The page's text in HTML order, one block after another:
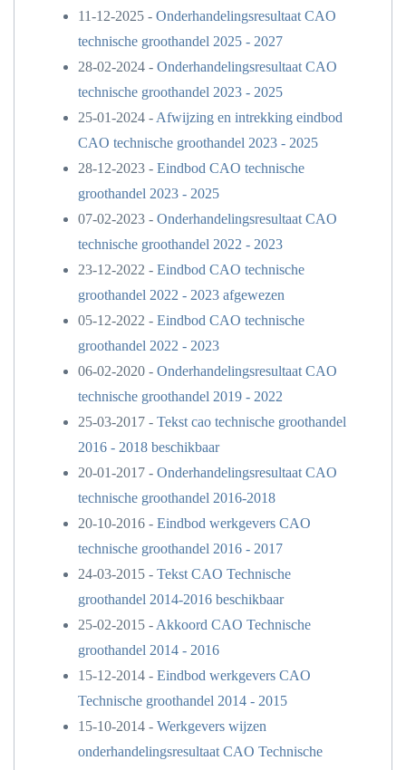
11-12-2025 - Onderhandelingsresultaat CAO
technische groothandel 2025 - 2027
28-02-2024 - Onderhandelingsresultaat CAO
technische groothandel 2023 - 2025
25-01-2024 - Afwijzing en intrekking eindbod
CAO technische groothandel 2023 - 2025
28-12-2023 - Eindbod CAO technische
groothandel 2023 - 2025
07-02-2023 - Onderhandelingsresultaat CAO
technische groothandel 2022 - 2023
23-12-2022 - Eindbod CAO technische
groothandel 2022 - 2023 afgewezen
05-12-2022 - Eindbod CAO technische
groothandel 2022 - 2023
06-02-2020 - Onderhandelingsresultaat CAO
technische groothandel 2019 - 2022
25-03-2017 - Tekst cao technische groothandel
2016 - 2018 beschikbaar
20-01-2017 - Onderhandelingsresultaat CAO
technische groothandel 2016-2018
20-10-2016 - Eindbod werkgevers CAO
technische groothandel 2016 - 2017
24-03-2015 - Tekst CAO Technische
groothandel 2014-2016 beschikbaar
25-02-2015 - Akkoord CAO Technische
groothandel 2014 - 2016
15-12-2014 - Eindbod werkgevers CAO
Technische groothandel 2014 - 2015
15-10-2014 - Werkgevers wijzen
onderhandelingsresultaat CAO Technische